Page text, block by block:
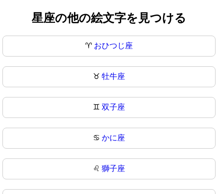
星座の他の絵文字を見つける
♈ おひつじ座
♉ 牡牛座
♊ 双子座
♋ かに座
♌ 獅子座